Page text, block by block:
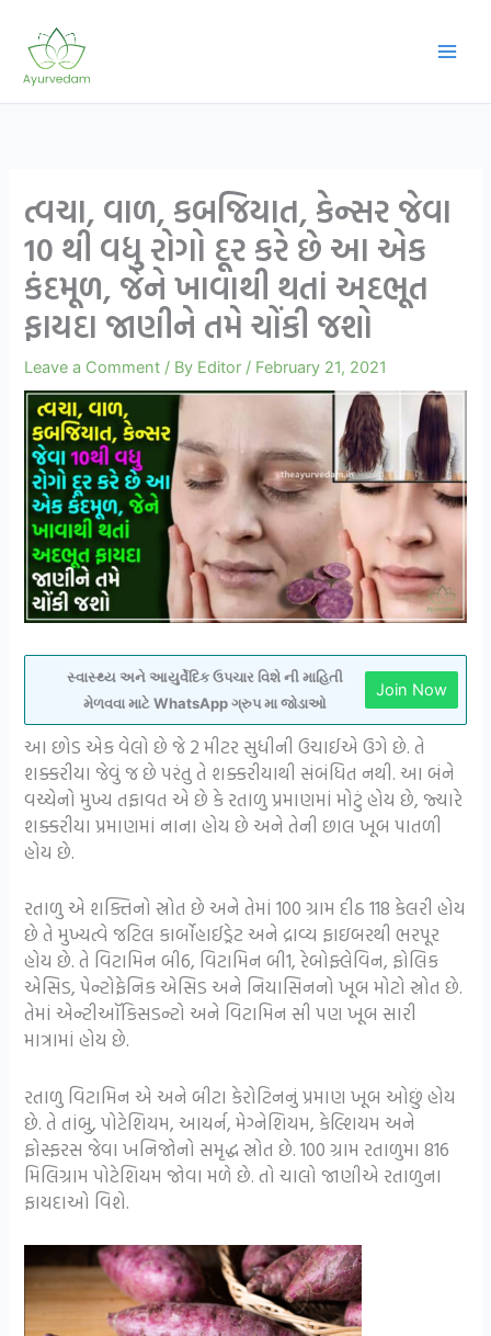
content
ત્વચા, વાળ, કબજિયાત, કેન્સર જેવા
10 થી વધુ રોગો દૂર કરે છે આ એક
કંદમૂળ, જેને ખાવાથી થતાં અદભૂત
ફાયદા જાણીને તમે ચોંકી જશો
Leave a Comment / By Editor / February 21, 2021
સ્વાસ્થ્ય અને આયુર્વેદિક ઉપચાર વિશે ની માહિતી
મેળવવા માટે WhatsApp ગ્રુપ મા જોડાઓ
Join Now
આ છોડ એક વેલો છે જે 2 મીટર સુધીની ઉચાઈએ ઉગે છે. તે
શક્કરીયા જેવું જ છે પરંતુ તે શક્કરીયાથી સંબંધિત નથી. આ બંને
વચ્ચેનો મુખ્ય તફાવત એ છે કે રતાળુ પ્રમાણમાં મોટું હોય છે, જ્યારે
શક્કરીયા પ્રમાણમાં નાના હોય છે અને તેની છાલ ખૂબ પાતળી
હોય છે.
રતાળુ એ શક્તિનો સ્રોત છે અને તેમાં 100 ગ્રામ દીઠ 118 કેલરી હોય
છે તે મુખ્યત્વે જટિલ કાર્બોહાઈડ્રેટ અને દ્રાવ્ય ફાઇબરથી ભરપૂર
હોય છે. તે વિટામિન બી6, વિટામિન બી1, રેબોફ્લેવિન, ફોલિક
એસિડ, પેન્ટોફેનિક એસિડ અને નિયાસિનનો ખૂબ મોટો સ્રોત છે.
તેમાં એન્ટીઑકિસડન્ટો અને વિટામિન સી પણ ખૂબ સારી
માત્રામાં હોય છે.
રતાળુ વિટામિન એ અને બીટા કેરોટિનનું પ્રમાણ ખૂબ ઓછું હોય
છે. તે તાંબુ, પોટેશિયમ, આયર્ન, મેગ્નેશિયમ, કેલ્શિયમ અને
ફોસ્ફરસ જેવા ખનિજોનો સમૃદ્ધ સ્રોત છે. 100 ગ્રામ રતાળુમા 816
મિલિગ્રામ પોટેશિયમ જોવા મળે છે. તો ચાલો જાણીએ રતાળુના
ફાયદાઓ વિશે.